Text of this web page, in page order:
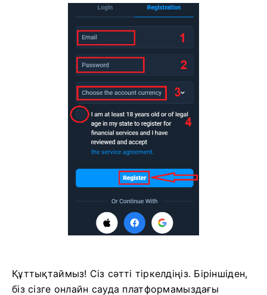
Құттықтаймыз! Сіз сәтті тіркелдіңіз. Біріншіден,
біз сізге онлайн сауда платформамыздағы